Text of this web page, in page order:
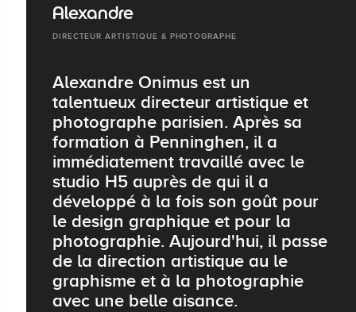
Alexandre
DIRECTEUR ARTISTIQUE & PHOTOGRAPHE
Alexandre Onimus est un
talentueux directeur artistique et
photographe parisien. Après sa
formation à Penninghen, il a
immédiatement travaillé avec le
studio H5 auprès de qui il a
développé à la fois son goût pour
le design graphique et pour la
photographie. Aujourd'hui, il passe
de la direction artistique au le
graphisme et à la photographie
avec une belle aisance.